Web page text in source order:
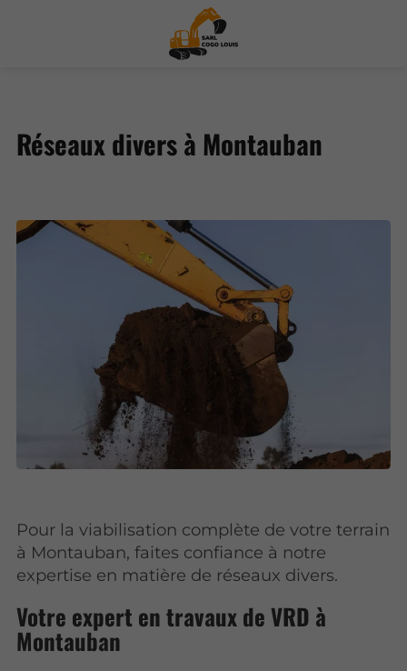
Réseaux divers à Montauban
Pour la viabilisation complète de votre terrain
à Montauban, faites confiance à notre
expertise en matière de réseaux divers.
Votre expert en travaux de VRD à
Montauban